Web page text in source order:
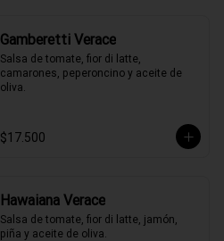
Gamberetti Verace
Salsa de tomate, fior di latte,
camarones, peperoncino y aceite de
oliva.
$17.500
Hawaiana Verace
Salsa de tomate, fior di latte, jamón,
piña y aceite de oliva.